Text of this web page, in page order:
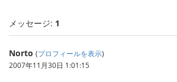
メッセージ: 1
Norto (プロフィールを表示)
2007年11月30日 1:01:15